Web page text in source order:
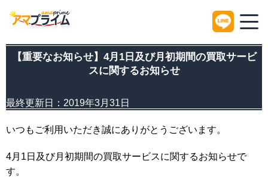
HOME Information 【重要なお知らせ】4月1日及び月初期間の買取サービスに関
【重要なお知らせ】4月1日及び月初期間の買取サービ
スに関するお知らせ
最終更新日： 2019年3月31日
いつもご利用いただき誠にありがとうございます。
4月1日及び月初期間の買取サービスに関するお知らせで
す。